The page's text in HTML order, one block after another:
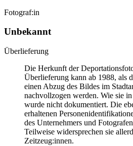
Fotograf:in
Unbekannt
Überlieferung
Die Herkunft der
Überlieferung kann ab 1988, als
einen Abzug des Bildes im
nachvollzogen werden. Wie sie
wurde nicht dokumentiert. Die
erhaltenen
des Unternehmers und
Teilweise widersprechen sie
Zeitzeug:innen.